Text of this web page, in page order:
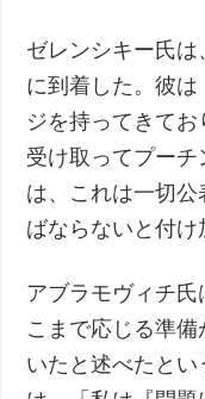
ゼレンシキー氏
に到着した。彼
ジを持ってきて
受け取ってプー
は、これは一切
ばならないと付け
アブラモヴィチ
こまで応じる準
いたと述べたと